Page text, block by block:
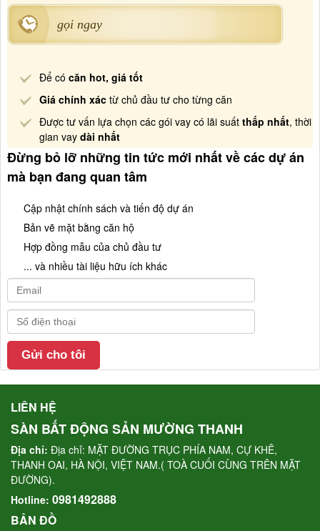
gọi ngay
Để có căn hot, giá tốt
Giá chính xáctừ chủ đầu tư cho từng căn
Được tư vấn lựa chọn các gói vay có lãi suất thấp nhất, thời
gian vay dài nhất
Đừng bỏ lỡ những tin tức mới nhất về các dự án
mà bạn đang quan tâm
Cập nhật chính sách và tiến độ dự án
Bản vẽ mặt bằng căn hộ
Hợp đồng mẫu của chủ đầu tư
... và nhiều tài liệu hữu ích khác
LIÊN HỆ
SÀN BẤT ĐỘNG SẢN MƯỜNG THANH
Địa chỉ: Địa chỉ: MẶT ĐƯỜNG TRỤC PHÍA NAM, CỰ KHÊ,
THANH OAI, HÀ NỘI, VIỆT NAM.( TOÀ CUỐI CÙNG TRÊN MẶT
ĐƯỜNG).
Hotline: 0981492888
BẢN ĐỒ